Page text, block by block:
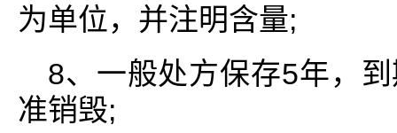
为单位，并注明含量;
8、一般处方保存5年，
准销毁;